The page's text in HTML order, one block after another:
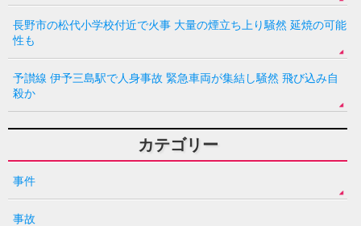
長野市の松代小学校付近で火事 大量の煙立ち上り騒然 延焼の可能
性も
予讃線 伊予三島駅で人身事故 緊急車両が集結し騒然 飛び込み自
殺か
カテゴリー
事件
事故